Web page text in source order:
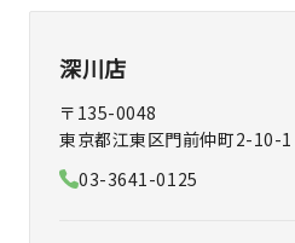
深川店
〒135-0048
東京都江東区門前仲町2-
03-3641-0125